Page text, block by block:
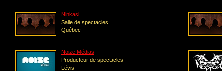
Ninkasi
Salle de spectacles
Québec
Noize Médias
Producteur de spectacles
Lévis